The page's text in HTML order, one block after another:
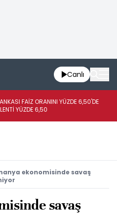
Canlı
FAİZ ORANINI YÜZDE 6,50'DE
YÜZDE 6,50
ekonomisinde savaş
savaş